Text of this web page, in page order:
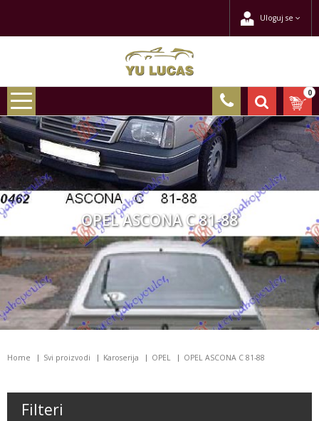
Uloguj se
0
OPEL ASCONA C 81-88
Home Svi proizvodi Karoserija OPEL OPEL ASCONA C 81-88
Filteri